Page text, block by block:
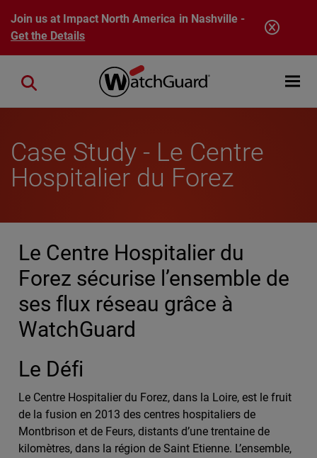
Skip to main content
Join us at Impact North America in Nashville -
Get the Details
Open
Close search
Case Study - Le Centre
Hospitalier du Forez
Le Centre Hospitalier du
Forez sécurise l’ensemble de
ses flux réseau grâce à
WatchGuard
Le Défi
Le Centre Hospitalier du Forez, dans la Loire, est le fruit
de la fusion en 2013 des centres hospitaliers de
Montbrison et de Feurs, distants d’une trentaine de
kilomètres, dans la région de Saint Etienne. L’ensemble,